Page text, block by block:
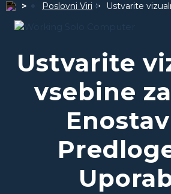
Poslovni Viri Ustvarite
Ustvarite
vsebine